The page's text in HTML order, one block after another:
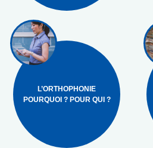
L’ORTHOPHONIE
POURQUOI ? POUR QUI ?